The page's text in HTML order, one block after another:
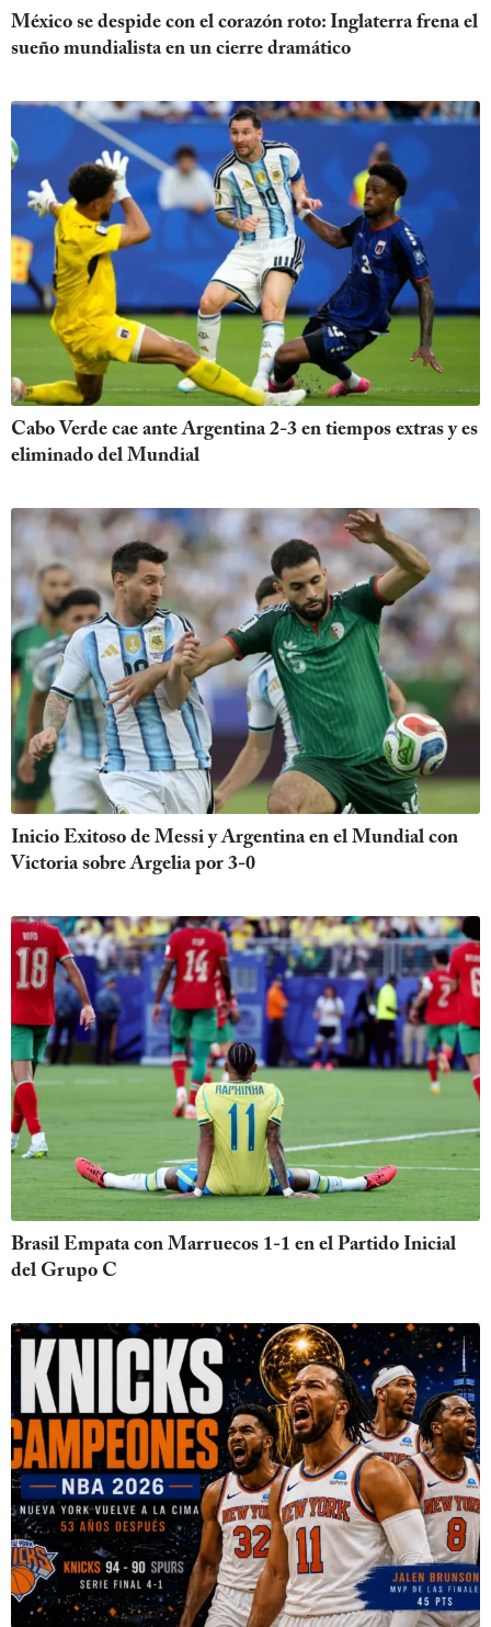
México se despide con el corazón roto: Inglaterra frena el
sueño mundialista en un cierre dramático
Cabo Verde cae ante Argentina 2-3 en tiempos extras y es
eliminado del Mundial
Inicio Exitoso de Messi y Argentina en el Mundial con
Victoria sobre Argelia por 3-0
Brasil Empata con Marruecos 1-1 en el Partido Inicial
del Grupo C